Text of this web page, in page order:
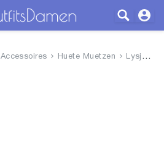
Accessoires Huete Muetzen Lysjoy Sonnenhut Damen, Strohh...